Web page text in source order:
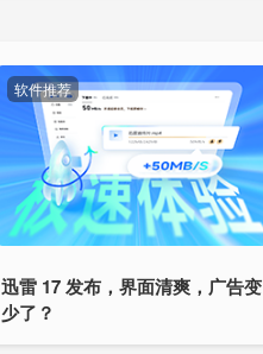
软件推荐
迅雷 17 发布，界面清爽，广告变
少了？